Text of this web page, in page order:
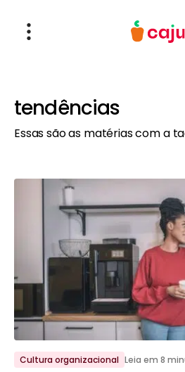
Menu Principal
Abrir Menu
tendências
Essas são as matérias com a
Cultura organizacional Leia em 8